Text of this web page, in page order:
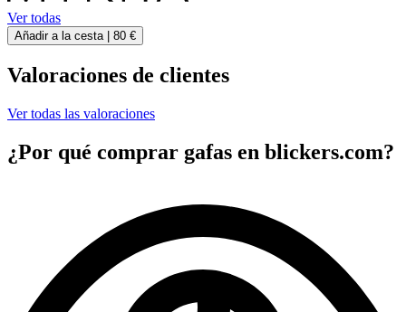
Ver todas
Añadir a la cesta | 80 €
Valoraciones de clientes
Ver todas las valoraciones
¿Por qué comprar gafas en blickers.com?